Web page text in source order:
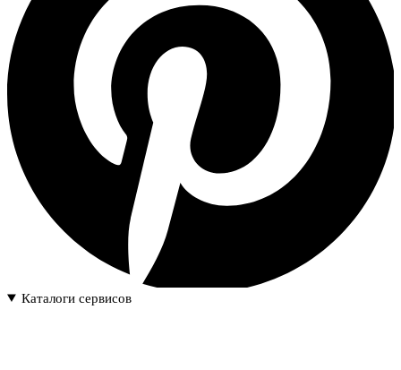
Каталоги сервисов